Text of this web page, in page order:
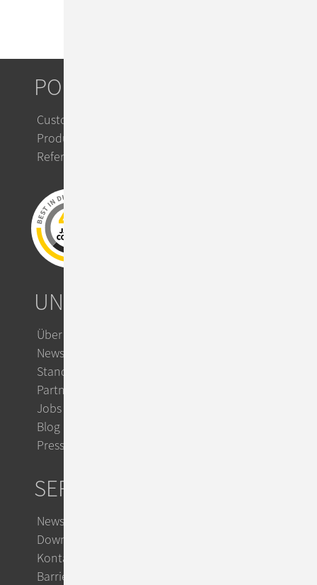
PORTFOLIO
Custom IT Solutions
Product Solutions
Referenzen
UNTERNEHMEN
Über ConSol
News & Events
Standorte
Partner
Jobs
Blog
Presse
SERVICE
Newsletter
Downloads
Kontakt
Barrierefreiheit